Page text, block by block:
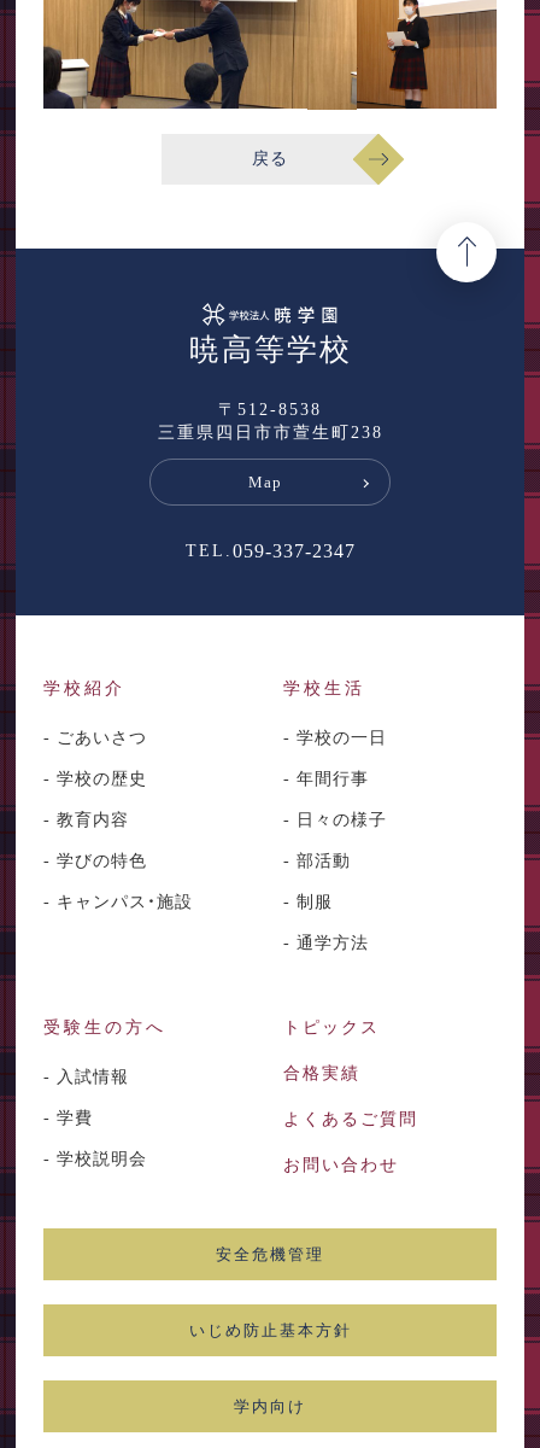
戻る
暁高等学校
〒512-8538
三重県四日市市萱生町238
Map
TEL. 059-337-2347
学校紹介
- ごあいさつ
- 学校の歴史
- 教育内容
- 学びの特色
- キャンパス・施設
学校生活
- 学校の一日
- 年間行事
- 日々の様子
- 部活動
- 制服
- 通学方法
受験生の方へ
- 入試情報
- 学費
- 学校説明会
トピックス
合格実績
よくあるご質問
お問い合わせ
安全危機管理
いじめ防止基本方針
学内向け